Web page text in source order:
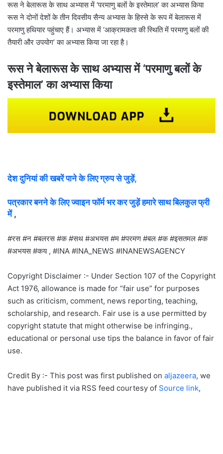
रूस ने बेलारूस के साथ अभ्यास में ‘परमाणु बलों के इस्तेमाल’ का अभ्यास किया
रूस ने दोनों देशों के तीन दिवसीय सैन्य अभ्यास के हिस्से के रूप में बेलारूस में
परमाणु हथियार पहुंचाए हैं। अभ्यास में ‘आक्रामकता की स्थिति में परमाणु बलों की
तैयारी और उपयोग’ का अभ्यास किया जा रहा है।
रूस ने बेलारूस के साथ अभ्यास में ‘परमाणु बलों के
इस्तेमाल’ का अभ्यास किया
देश दुनियां की खबरें पाने के लिए ग्रुप से जुड़ें,
पत्रकार बनने के लिए ज्वाइन फॉर्म भर कर जुड़ें हमारे साथ बिलकुल फ्री
में ,
#रस #न #बलरस #क #सथ #अभयस #म #परमण #बल #क #इसतमल #क
#अभयस #कय , #INA #INA_NEWS #INANEWSAGENCY
Copyright Disclaimer :- Under Section 107 of the Copyright
Act 1976, allowance is made for “fair use” for purposes
such as criticism, comment, news reporting, teaching,
scholarship, and research. Fair use is a use permitted by
copyright statute that might otherwise be infringing.,
educational or personal use tips the balance in favor of fair
use.
Credit By :- This post was first published on aljazeera, we
have published it via RSS feed courtesy of Source link,